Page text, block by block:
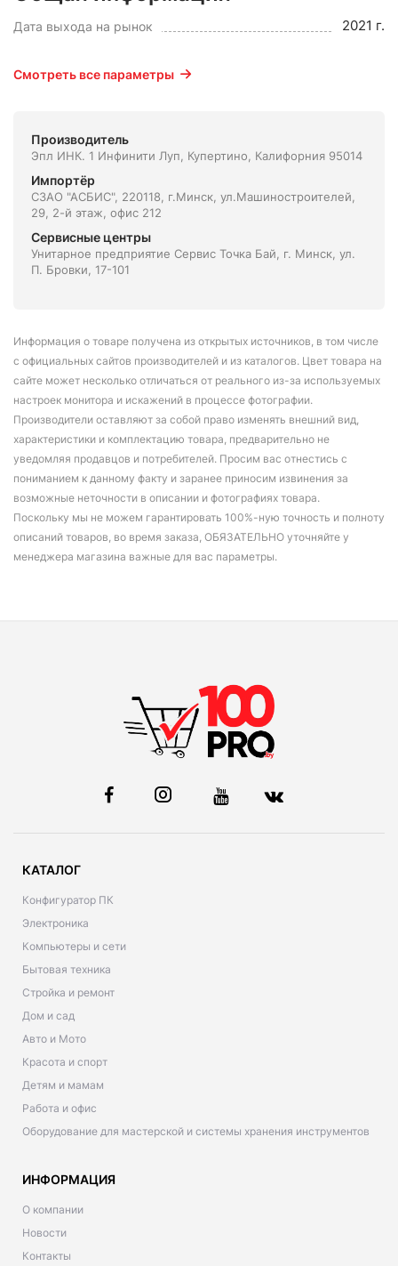
Дата выхода на рынок 2021 г.
Смотреть все параметры
Производитель
Эпл ИНК. 1 Инфинити Луп, Купертино, Калифорния 95014
Импортёр
СЗАО "АСБИС", 220118, г.Минск, ул.Машиностроителей,
29, 2-й этаж, офис 212
Сервисные центры
Унитарное предприятие Сервис Точка Бай, г. Минск, ул.
П. Бровки, 17-101
Информация о товаре получена из открытых источников, в том числе
с официальных сайтов производителей и из каталогов. Цвет товара на
сайте может несколько отличаться от реального из-за используемых
настроек монитора и искажений в процессе фотографии.
Производители оставляют за собой право изменять внешний вид,
характеристики и комплектацию товара, предварительно не
уведомляя продавцов и потребителей. Просим вас отнестись с
пониманием к данному факту и заранее приносим извинения за
возможные неточности в описании и фотографиях товара.
Поскольку мы не можем гарантировать 100%-ную точность и полноту
описаний товаров, во время заказа, ОБЯЗАТЕЛЬНО уточняйте у
менеджера магазина важные для вас параметры.
КАТАЛОГ
Конфигуратор ПК
Электроника
Компьютеры и сети
Бытовая техника
Стройка и ремонт
Дом и сад
Авто и Мото
Красота и спорт
Детям и мамам
Работа и офис
Оборудование для мастерской и системы хранения инструментов
ИНФОРМАЦИЯ
О компании
Новости
Контакты